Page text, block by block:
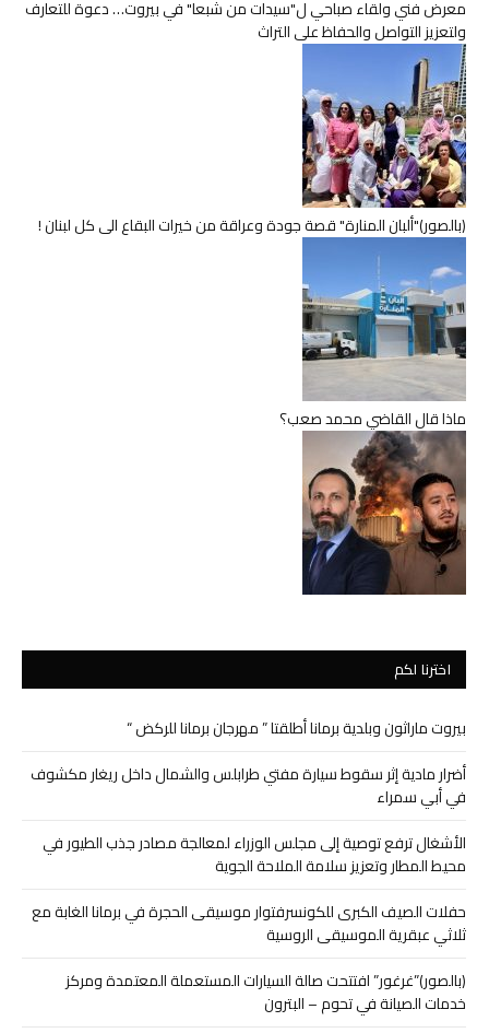
معرض فني ولقاء صباحي ل"سيدات من شبعا" في بيروت… دعوة للتعارف
ولتعزيز التواصل والحفاظ على التراث
(بالصور)"ألبان المنارة" قصة جودة وعراقة من خيرات البقاع الى كل لبنان !
ماذا قال القاضي محمد صعب؟
اخترنا لكم
بيروت ماراثون وبلدية برمانا أطلقتا ” مهرجان برمانا للركض “
أضرار مادية إثر سقوط سيارة مفتي طرابلس والشمال داخل ريغار مكشوف
في أبي سمراء
الأشغال ترفع توصية إلى مجلس الوزراء لمعالجة مصادر جذب الطيور في
محيط المطار وتعزيز سلامة الملاحة الجوية
حفلات الصيف الكبرى للكونسرفتوار موسيقى الحجرة في برمانا الغابة مع
ثلاثي عبقرية الموسيقى الروسية
(بالصور)”غرغور” افتتحت صالة السيارات المستعملة المعتمدة ومركز
خدمات الصيانة في تحوم – البترون